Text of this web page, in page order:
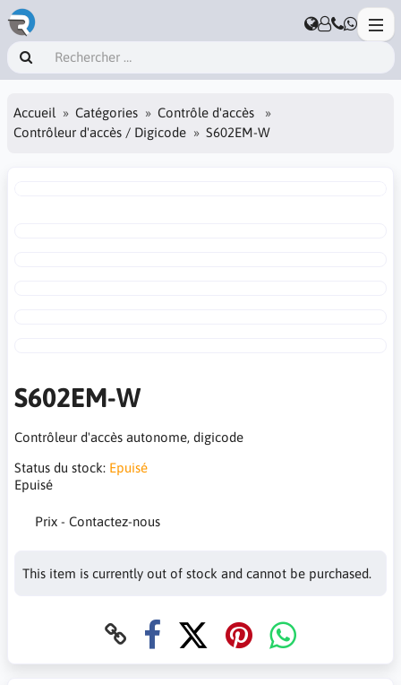
Accueil Catégories
Contrôle d'accès
Contrôleur d'accès / Digicode
S602EM-W
S602EM-W
Contrôleur d'accès autonome, digicode
Status du stock: Epuisé
Epuisé
Prix - Contactez-nous
This item is currently out of stock and cannot be purchased.